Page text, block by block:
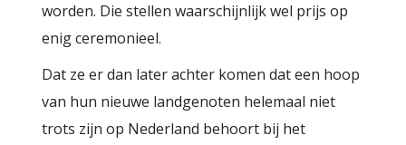
worden. Die stellen waarschijnlijk wel prijs op
enig ceremonieel.
Dat ze er dan later achter komen dat een hoop
van hun nieuwe landgenoten helemaal niet
trots zijn op Nederland behoort bij het